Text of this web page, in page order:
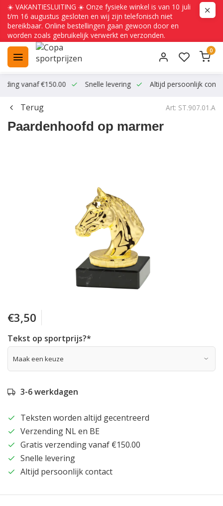
☀️ VAKANTIESLUITING ☀️ Onze fysieke winkel is van 10 juli
t/m 16 augustus gesloten en wij zijn telefonisch niet
bereikbaar. Online bestellingen gaan gewoon door en
worden zoals gebruikelijk verwerkt en verzonden.
0
vanaf €150.00 Snelle levering Altijd persoonlijk
Terug Art: ST.907.01.A
Paardenhoofd op marmer
€3,50
Tekst op sportprijs?*
3-6 werkdagen
Teksten worden altijd gecentreerd
Verzending NL en BE
Gratis verzending vanaf €150.00
Snelle levering
Altijd persoonlijk contact